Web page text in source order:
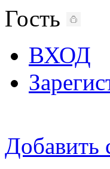
Гость
ВХОД
Добавить